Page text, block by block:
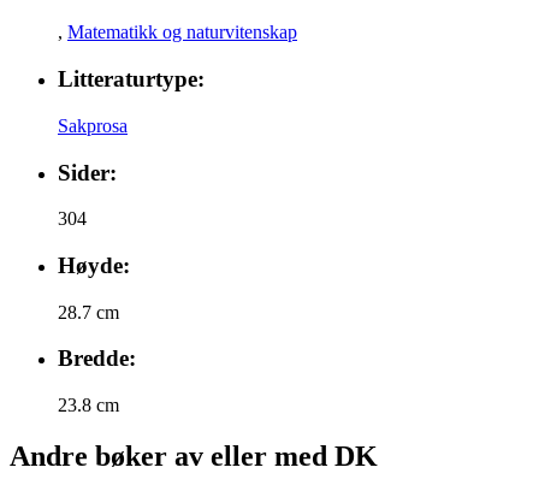
, Matematikk og naturvitenskap
Litteraturtype:
Sakprosa
Sider:
304
Høyde:
28.7 cm
Bredde:
23.8 cm
Andre bøker av eller med DK